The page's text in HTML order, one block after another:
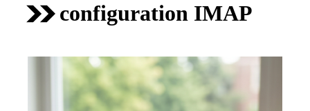
configuration IMAP